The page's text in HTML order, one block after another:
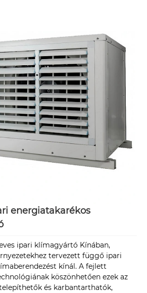
energiatakarékos
ipari klímagyártó Kínában,
tervezett függő ipari
kínál. A fejlett
köszönhetően ezek az
és karbantarthatók,